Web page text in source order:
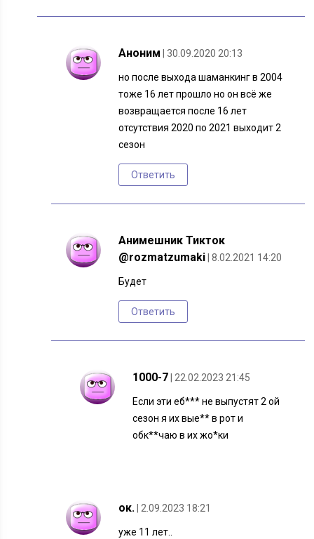
Аноним | 30.09.2020 20:13
но после выхода шаманкинг в 2004
тоже 16 лет прошло но он всё же
возвращается после 16 лет
отсутствия 2020 по 2021 выходит 2
сезон
Ответить
Анимешник Тикток
@rozmatzumaki | 8.02.2021 14:20
Будет
Ответить
1000-7 | 22.02.2023 21:45
Если эти еб*** не выпустят 2 ой
сезон я их вые** в рот и
обк**чаю в их жо*ки
ок. | 2.09.2023 18:21
уже 11 лет..